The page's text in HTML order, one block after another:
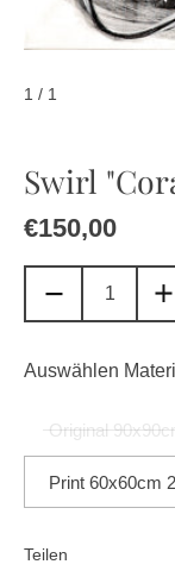
Swirl
Regulärer
€150,00
Auswählen
Original
Print 60x60cm
Teilen
1 / 1